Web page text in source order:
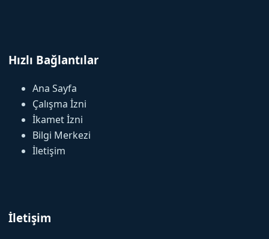
Hızlı Bağlantılar
Ana Sayfa
Çalışma İzni
İkamet İzni
Bilgi Merkezi
İletişim
İletişim